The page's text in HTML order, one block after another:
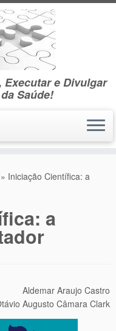
Executar e Divulgar
Saúde!
» Iniciação Científica: a
a
Aldemar Araujo Castro
Augusto Câmara Clark